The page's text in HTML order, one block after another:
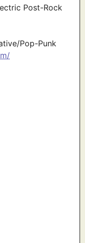
Post-Rock
Pop-Punk